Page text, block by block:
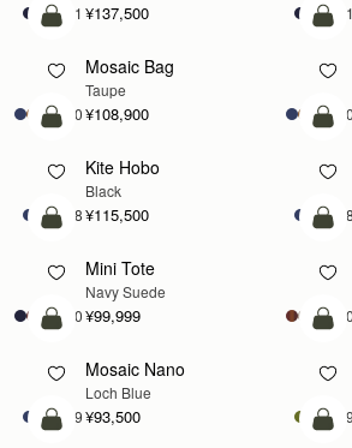
+1 ¥137,500
カートに追加
+10
カ
Mosaic Bag
Taupe
¥108,900
カートに追加
+8
カ
Kite Hobo
Black
¥115,500
カートに追加
+10
新登場
カ
Mini Tote
Navy Suede
¥99,999
予約する
+9
新登場
カ
Mosaic Nano
Loch Blue
¥93,500
カートに追加
カ